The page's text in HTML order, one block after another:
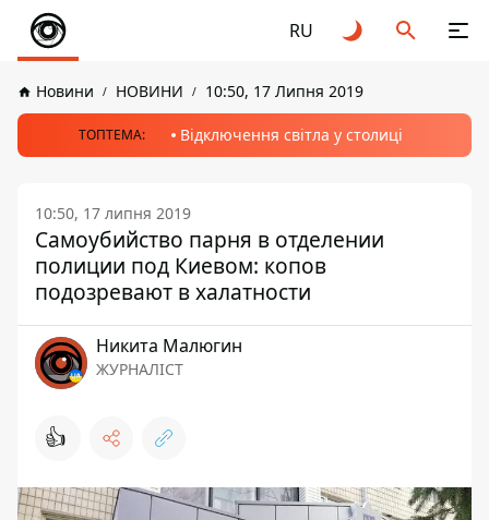
RU
Новини НОВИНИ 10:50, 17 Липня 2019
ТОПТЕМА: Відключення світла у столиці
10:50, 17 липня 2019
Самоубийство парня в отделении
полиции под Киевом: копов
подозревают в халатности
Никита Малюгин
ЖУРНАЛІСТ
👍